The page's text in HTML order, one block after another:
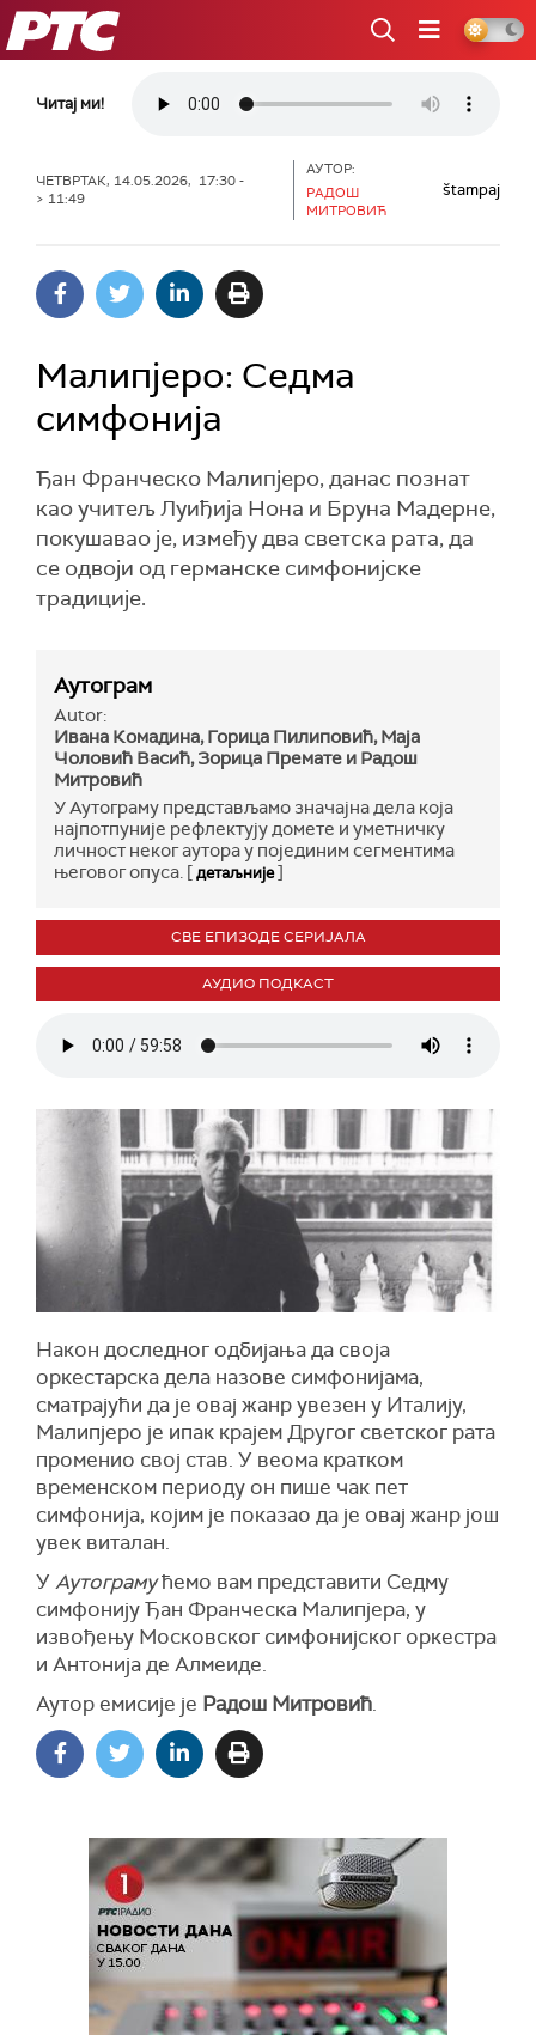
РТС
Читај ми!
ЧЕТВРТАК, 14.05.2026, 17:30 -
> 11:49
АУТОР:
РАДОШ
МИТРОВИЋ
štampaj
Малипјеро: Седма
симфонија
Ђан Франческо Малипјеро, данас познат
као учитељ Луиђија Нона и Бруна Мадерне,
покушавао је, између два светска рата, да
се одвоји од германске симфонијске
традиције.
Аутограм
Autor:
Ивана Комадина, Горица Пилиповић, Маја
Чоловић Васић, Зорица Премате и Радош
Митровић
У Аутограму представљамо значајна дела која
најпотпуније рефлектују домете и уметничку
личност неког аутора у појединим сегментима
његовог опуса. [детаљније]
СВЕ ЕПИЗОДЕ СЕРИЈАЛА
АУДИО ПОДКАСТ
Након доследног одбијања да своја
оркестарска дела назове симфонијама,
сматрајући да је овај жанр увезен у Италију,
Малипјеро је ипак крајем Другог светског рата
променио свој став. У веома кратком
временском периоду он пише чак пет
симфонија, којим је показао да је овај жанр још
увек виталан.
У Аутограмућемо вам представити Седму
симфонију Ђан Франческа Малипјера, у
извођењу Московског симфонијског оркестра
и Антонија де Алмеиде.
Аутор емисије је Радош Митровић.